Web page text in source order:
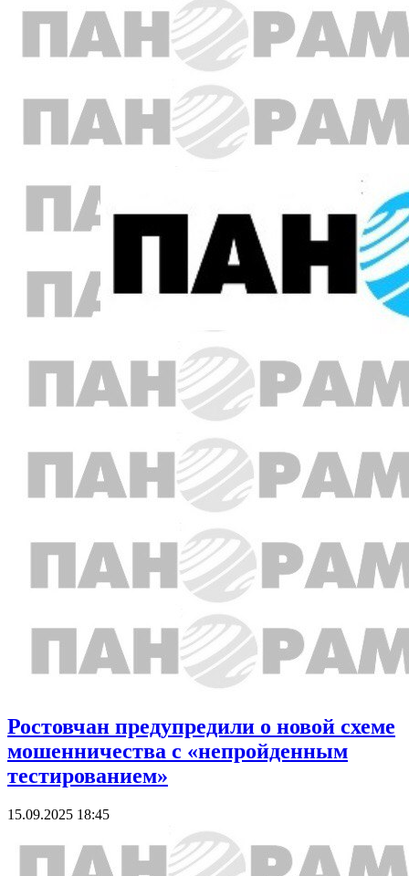
Ростовчан предупредили о новой схеме
мошенничества с «непройденным
тестированием»
15.09.2025 18:45